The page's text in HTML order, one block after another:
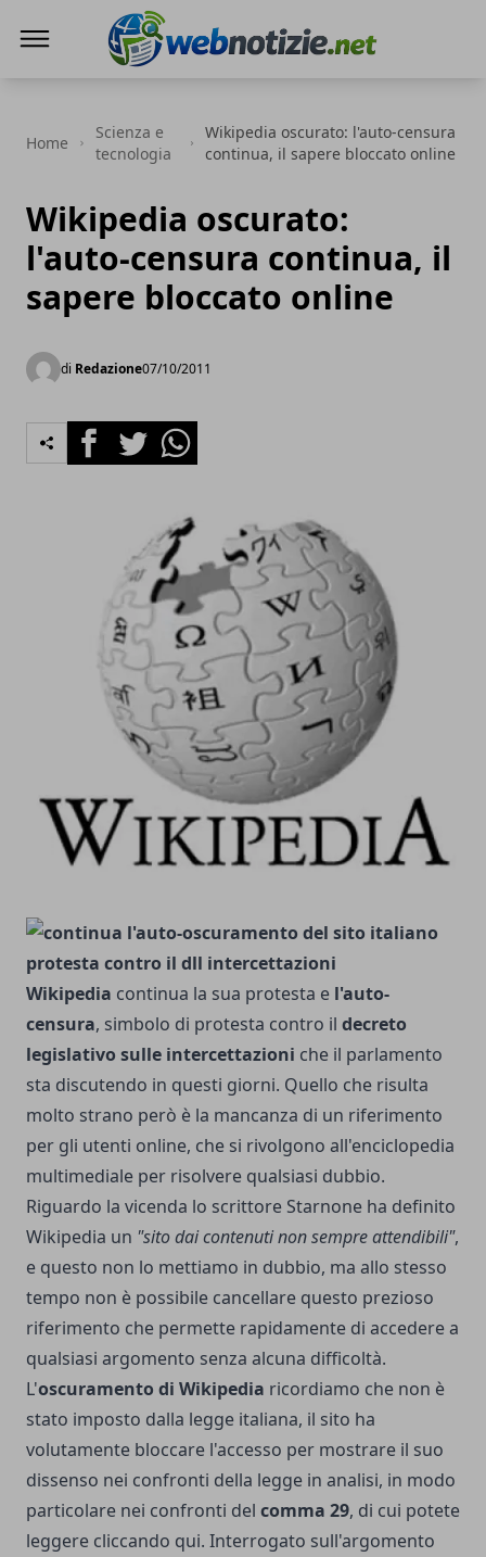
Home
Scienza e
tecnologia
Wikipedia oscurato: l'auto-censura
continua, il sapere bloccato online
Wikipedia oscurato:
l'auto-censura continua, il
sapere bloccato online
di Redazione07/10/2011
FacebookTwitterWhatsapp
Wikipedia continua la sua protesta e l'auto-
censura, simbolo di protesta contro il decreto
legislativo sulle intercettazioni che il parlamento
sta discutendo in questi giorni. Quello che risulta
molto strano però è la mancanza di un riferimento
per gli utenti online, che si rivolgono all'enciclopedia
multimediale per risolvere qualsiasi dubbio.
Riguardo la vicenda lo scrittore Starnone ha definito
Wikipedia un "sito dai contenuti non sempre attendibili",
e questo non lo mettiamo in dubbio, ma allo stesso
tempo non è possibile cancellare questo prezioso
riferimento che permette rapidamente di accedere a
qualsiasi argomento senza alcuna difficoltà.
L'oscuramento di Wikipedia ricordiamo che non è
stato imposto dalla legge italiana, il sito ha
volutamente bloccare l'accesso per mostrare il suo
dissenso nei confronti della legge in analisi, in modo
particolare nei confronti del comma 29, di cui potete
leggere cliccando qui. Interrogato sull'argomento